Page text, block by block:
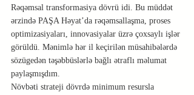
Rəqəmsal transformasiya dövrü idi. Bu müddət
ərzində PAŞA Həyat’da rəqəmsallaşma, proses
optimizasiyaları, innovasiyalar üzrə çoxsaylı işlər
görüldü. Mənimlə hər il keçirilən müsahibələrdə
sözügedən təşəbbüslərlə bağlı ətraflı məlumat
paylaşmışdım.
Növbəti strateji dövrdə minimum resursla